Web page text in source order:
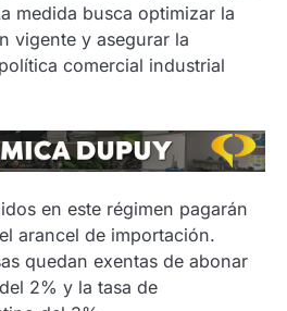
medida busca optimizar la
vigente y asegurar la
comercial industrial
en este régimen pagarán
arancel de importación.
quedan exentas de abonar
2% y la tasa de